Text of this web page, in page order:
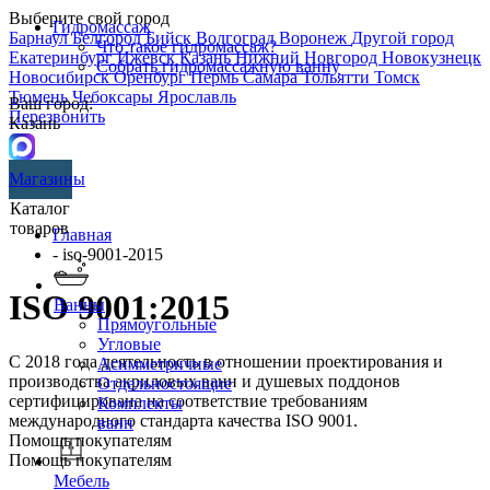
Выберите свой город
БарнаулБелгородБийск ВолгоградВоронеж Другой город
ЕкатеринбургИжевскКазаньНижний Новгород Новокузнецк
НовосибирскОренбургПермьСамараТольятти Томск
ТюменьЧебоксары Ярославль
Перезвонить
Гидромассаж
Что такое гидромассаж?
Собрать гидромассажную ванну
Ваш город:
Казань
Магазины
Каталог
товаров
Ванны
Прямоугольные
Угловые
Асимметричные
Отдельностоящие
Комплекты
ванн
Мебель
Главная
- iso-9001-2015
ISO 9001:2015
С 2018 года деятельность в отношении проектирования и
производства акриловых ванн и душевых поддонов
сертифицирована на соответствие требованиям
международного стандарта качества ISO 9001.
Помощь покупателям
Помощь покупателям